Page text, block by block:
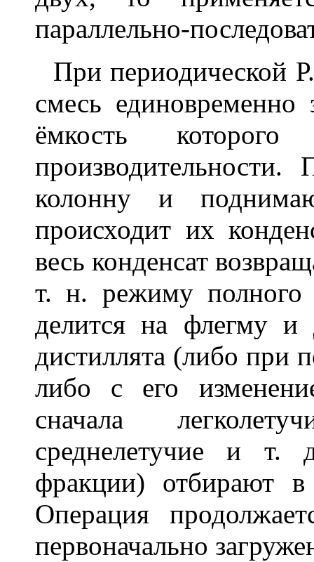
параллельно-
При периодической
смесь единовременно
ёмкость которого
колонну и
происходит их
весь конденсат
т. н. режиму полного
делится на флегму и
дистиллята (либо при
либо с его
сначала
среднелетучие и
фракции) отбирают в
Операция
первоначально